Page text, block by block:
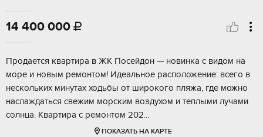
14 400 000 
Продается квартира в ЖК Посейдон — новинка с видом на
море и новым ремонтом! Идеальное расположение: всего в
нескольких минутах ходьбы от широкого пляжа, где можно
наслаждаться свежим морским воздухом и теплыми лучами
солнца. Квартира с ремонтом 202...
ПОКАЗАТЬ НА КАРТЕ